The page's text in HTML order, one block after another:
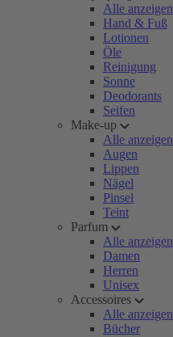
Alle anzeigen
Hand & Fuß
Lotionen
Öle
Reinigung
Sonne
Deodorants
Seifen
Make-up
Alle anzeigen
Augen
Lippen
Nägel
Pinsel
Teint
Parfum
Alle anzeigen
Damen
Herren
Unisex
Accessoires
Alle anzeigen
Bücher